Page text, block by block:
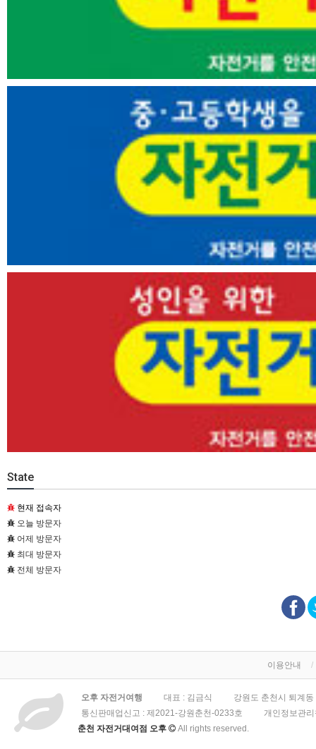
State
현재 접속자
오늘 방문자
어제 방문자
최대 방문자
전체 방문자
이용안내
오후 자전거여행 대표 : 김금식
강원도 춘천시 퇴계
통신판매업신고 : 제2021-강원춘천-0233호
개인정보관
춘천 자전거대여점 오후
All rights reserved.